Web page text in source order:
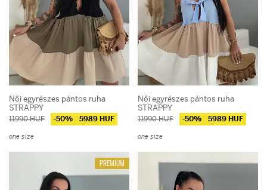
Női egyrészes pántos ruha
STRAPPY
11990 HUF -50% 5989 HUF
one size
Női egyrészes pántos ruha
STRAPPY
11990 HUF -50% 5989 HUF
one size
PREMIUM